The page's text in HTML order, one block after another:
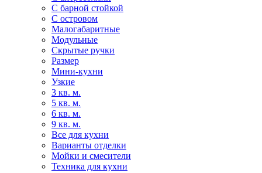
С барной стойкой
С островом
Малогабаритные
Модульные
Скрытые ручки
Размер
Мини-кухни
Узкие
3 кв. м.
5 кв. м.
6 кв. м.
9 кв. м.
Все для кухни
Варианты отделки
Мойки и смесители
Техника для кухни